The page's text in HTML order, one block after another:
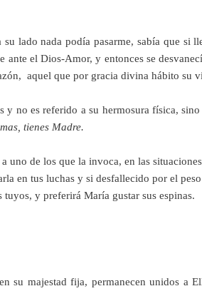
lado nada podía pasarme, sabía que si
el Dios-Amor, y entonces se
aquel que por gracia divina hábito su
y no es referido a su hermosura física,
tienes Madre.
uno de los que la invoca, en las
en tus luchas y si desfallecido por el peso
y preferirá María gustar sus espinas.
su majestad fija, permanecen unidos a